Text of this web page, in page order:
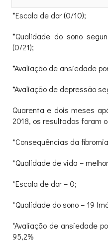
*Escala de dor (0/10);
*Qualidade do sono
(0/21);
*Avaliação de ansiedade
*Avaliação de depressão
Quarenta e dois meses
2018, os resultados foram
*Consequências da
*Qualidade de vida –
*Escala de dor – 0;
*Qualidade do sono – 19
*Avaliação de ansiedade
95,2%